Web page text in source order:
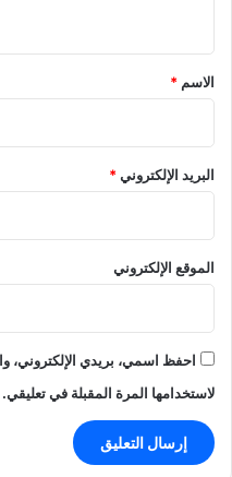
*
الاسم *
البريد الإلكتروني*
الموقع الإلكتروني
احفظ اسمي، بريدي الإلكتروني،
لاستخدامها المرة المقبلة في تعليقي.